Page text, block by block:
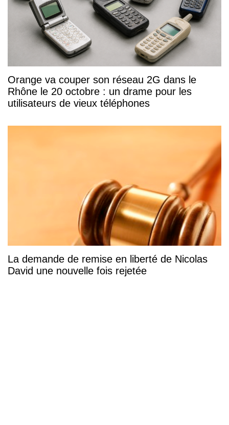
Orange va couper son réseau 2G dans le
Rhône le 20 octobre : un drame pour les
utilisateurs de vieux téléphones
La demande de remise en liberté de Nicolas
David une nouvelle fois rejetée